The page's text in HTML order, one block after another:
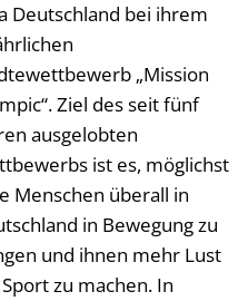
Deutschland bei ihrem
„Mission
Ziel des seit fünf
ausgelobten
ist es, möglichst
Menschen überall in
in Bewegung zu
und ihnen mehr Lust
zu machen. In